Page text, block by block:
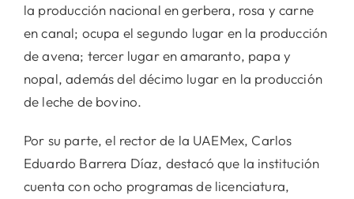
la producción nacional en gerbera, rosa y carne
en canal; ocupa el segundo lugar en la producción
de avena; tercer lugar en amaranto, papa y
nopal, además del décimo lugar en la producción
de leche de bovino.
Por su parte, el rector de la UAEMex, Carlos
Eduardo Barrera Díaz, destacó que la institución
cuenta con ocho programas de licenciatura,